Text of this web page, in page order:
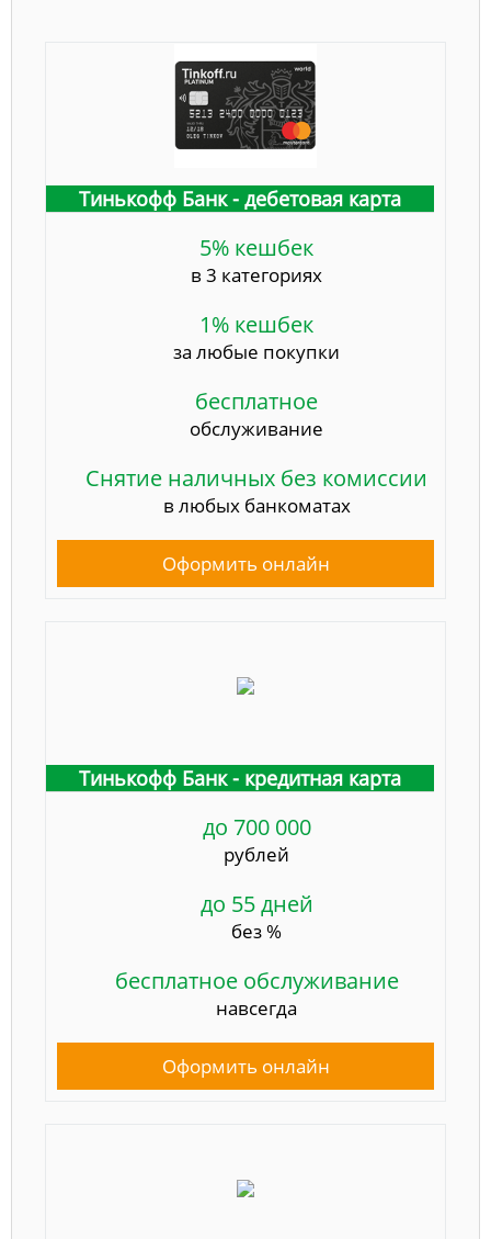
Тинькофф Банк - дебетовая карта
5% кешбек
в 3 категориях
1% кешбек
за любые покупки
бесплатное
обслуживание
Снятие наличных без комиссии
в любых банкоматах
Оформить онлайн
Тинькофф Банк - кредитная карта
до 700 000
рублей
до 55 дней
без %
бесплатное обслуживание
навсегда
Оформить онлайн